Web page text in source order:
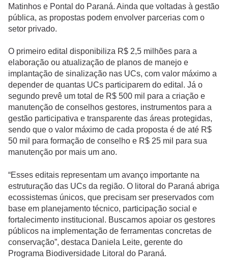
Matinhos e Pontal do Paraná. Ainda que voltadas à gestão
pública, as propostas podem envolver parcerias com o
setor privado.
O primeiro edital disponibiliza R$ 2,5 milhões para a
elaboração ou atualização de planos de manejo e
implantação de sinalização nas UCs, com valor máximo a
depender de quantas UCs participarem do edital. Já o
segundo prevê um total de R$ 500 mil para a criação e
manutenção de conselhos gestores, instrumentos para a
gestão participativa e transparente das áreas protegidas,
sendo que o valor máximo de cada proposta é de até R$
50 mil para formação de conselho e R$ 25 mil para sua
manutenção por mais um ano.
“Esses editais representam um avanço importante na
estruturação das UCs da região. O litoral do Paraná abriga
ecossistemas únicos, que precisam ser preservados com
base em planejamento técnico, participação social e
fortalecimento institucional. Buscamos apoiar os gestores
públicos na implementação de ferramentas concretas de
conservação”, destaca Daniela Leite, gerente do
Programa Biodiversidade Litoral do Paraná.